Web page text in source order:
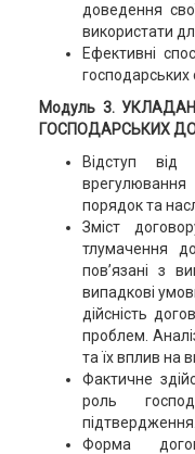
доведення
використати
Ефективні
господарських
Модуль 3.
ГОСПОДАРСЬКИХ
Відступ від
порядок та
Зміст
тлумачення
пов’язані з
випадкові
дійсність
проблем.
та їх вплив на
Фактичне
роль
підтвердження.
Форма